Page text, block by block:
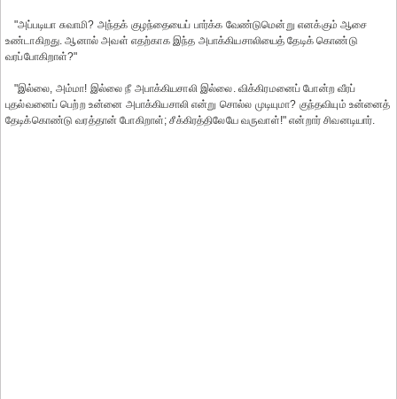
"அப்படியா சுவாமி? அந்தக் குழந்தையைப் பார்க்க வேண்டுமென்று எனக்கும் ஆசை
உண்டாகிறது. ஆனால் அவள் எதற்காக இந்த அபாக்கியசாலியைத் தேடிக் கொண்டு
வரப்போகிறாள்?"
"இல்லை, அம்மா! இல்லை நீ அபாக்கியசாலி இல்லை. விக்கிரமனைப் போன்ற வீரப்
புதல்வனைப் பெற்ற உன்னை அபாக்கியசாலி என்று சொல்ல முடியுமா? குந்தவியும் உன்னைத்
தேடிக்கொண்டு வரத்தான் போகிறாள்; சீக்கிரத்திலேயே வருவாள்!" என்றார் சிவனடியார்.